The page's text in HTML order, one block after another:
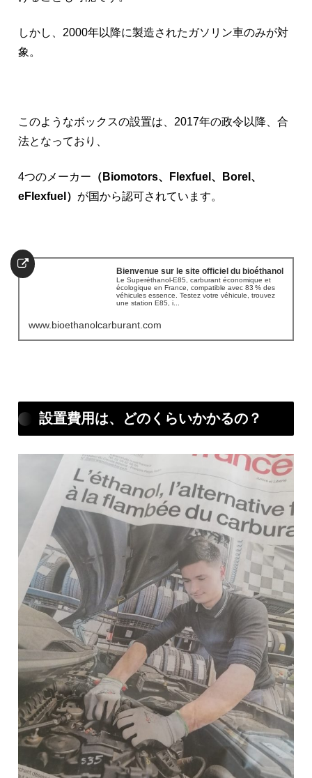
しかし、2000年以降に製造されたガソリン車のみが対
象。
このようなボックスの設置は、2017年の政令以降、合
法となっており、
4つのメーカー （Biomotors、Flexfuel、Borel、
eFlexfuel） が国から認可されています。
Bienvenue sur le site officiel du bioéthanol
Le Superéthanol-E85, carburant économique et
écologique en France, compatible avec 83 % des
véhicules essence. Testez votre véhicule, trouvez
une station E85, i...
www.bioethanolcarburant.com
設置費用は、どのくらいかかるの？